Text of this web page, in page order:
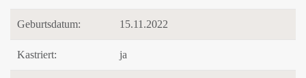
Geburtsdatum: 15.11.2022
Kastriert: ja